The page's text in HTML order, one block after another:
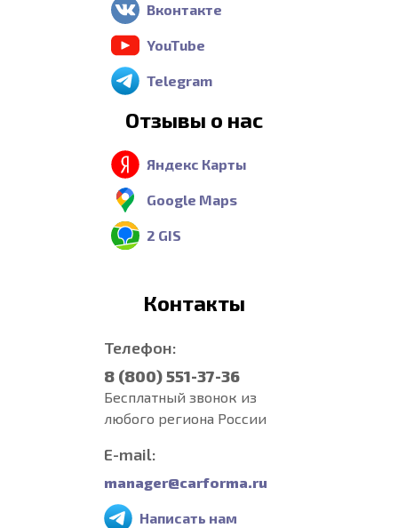
Вконтакте
YouTube
Telegram
Отзывы о нас
Яндекс Карты
Google Maps
2 GIS
Контакты
Телефон:
8 (800) 551-37-36
Бесплатный звонок из
любого региона России
E-mail:
manager@carforma.ru
Написать нам